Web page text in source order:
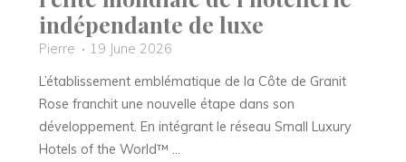
indépendante de luxe
Pierre
19 June 2026
L’établissement emblématique de la Côte de Granit
Rose franchit une nouvelle étape dans son
développement. En intégrant le réseau Small Luxury
Hotels of the World™ …